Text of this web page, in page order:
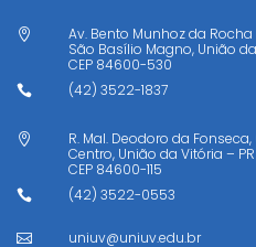

Av. Bento Munhoz da Rocha
São Basílio Magno, União
CEP 84600-530
 (42) 3522-1837

R. Mal. Deodoro da
Centro, União da Vitória – PR
CEP 84600-115
 (42) 3522-0553
 uniuv@uniuv.edu.br